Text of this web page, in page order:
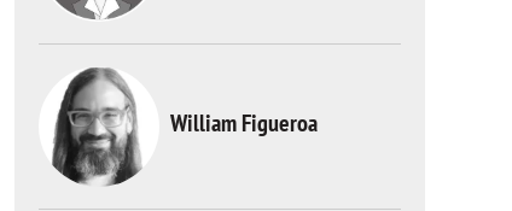
William Figueroa